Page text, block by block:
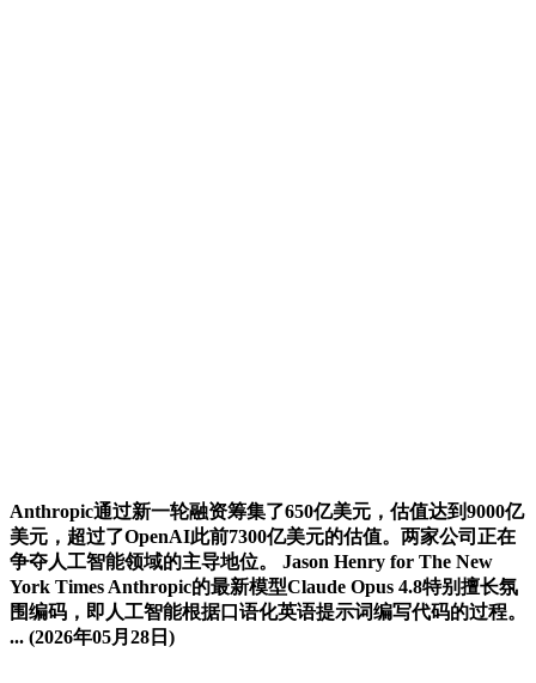
Anthropic通过新一轮融资筹集了650亿美元，估值达到9000亿
美元，超过了OpenAI此前7300亿美元的估值。两家公司正在
争夺人工智能领域的主导地位。 Jason Henry for The New
York Times Anthropic的最新模型Claude Opus 4.8特别擅长氛
围编码，即人工智能根据口语化英语提示词编写代码的过程。
... (2026年05月28日)